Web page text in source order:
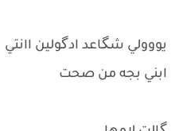
يووولي شگاعد ادگولين اانتي
ابني بجه من صحت